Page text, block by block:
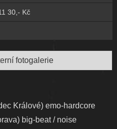
30,- Kč
fotogalerie
Králové) emo-hardcore
big-beat / noise